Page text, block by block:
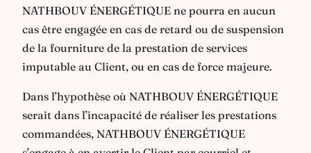
NATHBOUV ÉNERGÉTIQUE ne pourra en aucun
cas être engagée en cas de retard ou de suspension
de la fourniture de la prestation de services
imputable au Client, ou en cas de force majeure.
Dans l’hypothèse où NATHBOUV ÉNERGÉTIQUE
serait dans l’incapacité de réaliser les prestations
commandées, NATHBOUV ÉNERGÉTIQUE